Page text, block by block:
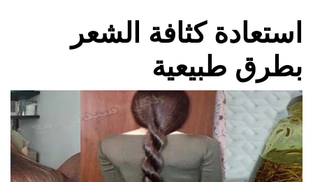
استعادة كثافة الشعر
بطرق طبيعية